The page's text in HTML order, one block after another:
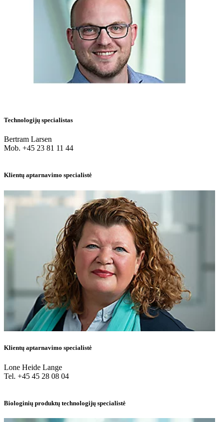
Technologijų specialistas
Bertram Larsen
Mob. +45 23 81 11 44
Klientų aptarnavimo specialistė
Klientų aptarnavimo specialistė
Lone Heide Lange
Tel. +45 45 28 08 04
Biologinių produktų technologijų specialistė